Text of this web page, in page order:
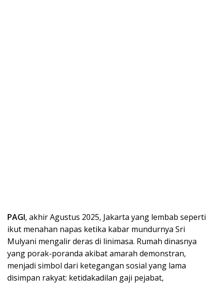
PAGI, akhir Agustus 2025, Jakarta yang lembab seperti
ikut menahan napas ketika kabar mundurnya Sri
Mulyani mengalir deras di linimasa. Rumah dinasnya
yang porak-poranda akibat amarah demonstran,
menjadi simbol dari ketegangan sosial yang lama
disimpan rakyat: ketidakadilan gaji pejabat,